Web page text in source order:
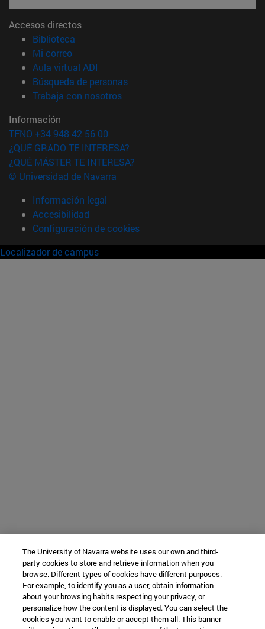
Accesos directos
Biblioteca
Mi correo(abre en nueva ventana)
Aula virtual ADI
Búsqueda de personas(abre en nueva ventana)
Trabaja con nosotros(abre en nueva ventana)
Información
TFNO +34 948 42 56 00
¿QUÉ GRADO TE INTERESA?
¿QUÉ MÁSTER TE INTERESA?
© Universidad de Navarra
Información legal
Accesibilidad
Configuración de cookies
Localizador de campus
The University of Navarra website uses our own and third-
party cookies to store and retrieve information when you
browse. Different types of cookies have different purposes.
For example, to identify you as a user, obtain information
about your browsing habits respecting your privacy, or
personalize how the content is displayed. You can select the
cookies you want to enable or accept them all. This banner